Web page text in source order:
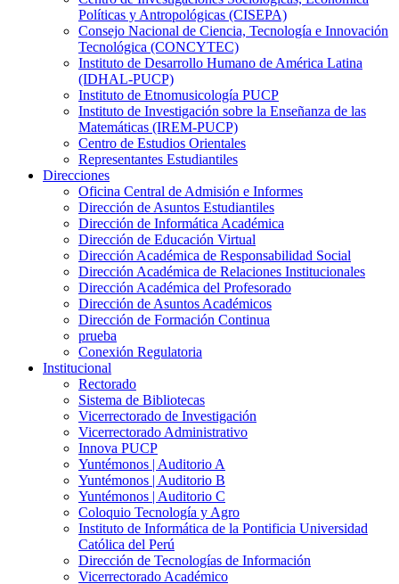
Políticas y Antropológicas (CISEPA)
Consejo Nacional de Ciencia, Tecnología e Innovación
Tecnológica (CONCYTEC)
Instituto de Desarrollo Humano de América Latina
(IDHAL-PUCP)
Instituto de Etnomusicología PUCP
Instituto de Investigación sobre la Enseñanza de las
Matemáticas (IREM-PUCP)
Centro de Estudios Orientales
Representantes Estudiantiles
Direcciones
Oficina Central de Admisión e Informes
Dirección de Asuntos Estudiantiles
Dirección de Informática Académica
Dirección de Educación Virtual
Dirección Académica de Responsabilidad Social
Dirección Académica de Relaciones Institucionales
Dirección Académica del Profesorado
Dirección de Asuntos Académicos
Dirección de Formación Continua
prueba
Conexión Regulatoria
Institucional
Rectorado
Sistema de Bibliotecas
Vicerrectorado de Investigación
Vicerrectorado Administrativo
Innova PUCP
Yuntémonos | Auditorio A
Yuntémonos | Auditorio B
Yuntémonos | Auditorio C
Coloquio Tecnología y Agro
Instituto de Informática de la Pontificia Universidad
Católica del Perú
Dirección de Tecnologías de Información
Vicerrectorado Académico